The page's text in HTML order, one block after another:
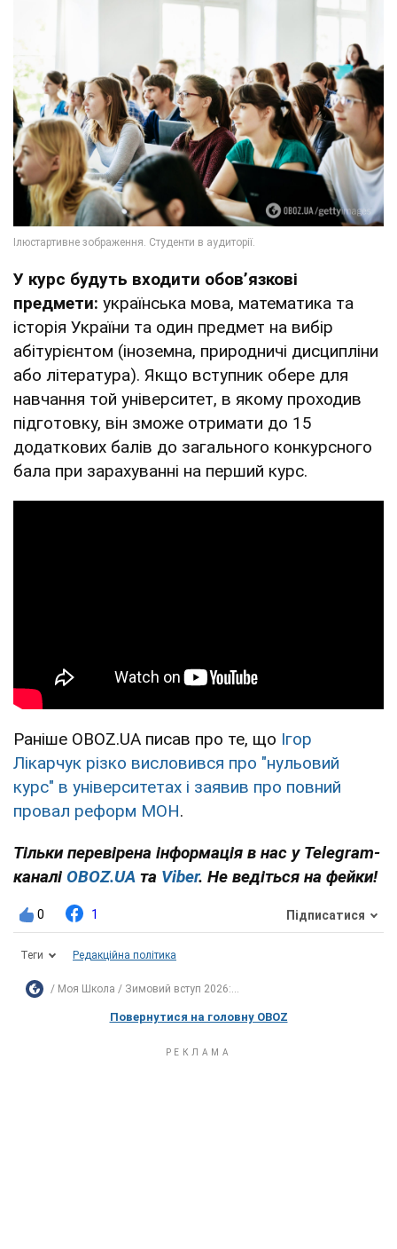
У курс будуть входити обов’язкові
предмети: українська мова, математика та
історія України та один предмет на вибір
абітурієнтом (іноземна, природничі дисципліни
або література). Якщо вступник обере для
навчання той університет, в якому проходив
підготовку, він зможе отримати до 15
додаткових балів до загального конкурсного
бала при зарахуванні на перший курс.
Раніше OBOZ.UA писав про те, що Ігор
Лікарчук різко висловився про "нульовий
курс" в університетах і заявив про повний
провал реформ МОН.
Тільки перевірена інформація в нас у Telegram-
каналі OBOZ.UA та Viber. Не ведіться на фейки!
0 1 Підписатися
Теги Редакційна політика
Моя Школа Зимовий вступ 2026:...
Повернутися на головну OBOZ